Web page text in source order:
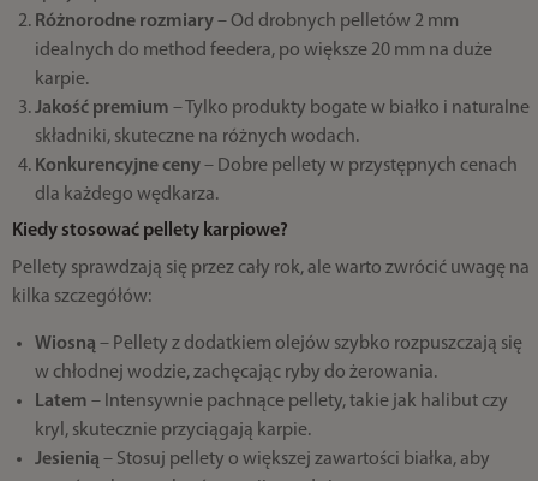
Różnorodne rozmiary– Od drobnych pelletów 2 mm
idealnych do method feedera, po większe 20 mm na duże
karpie.
Jakość premium – Tylko produkty bogate w białko i naturalne
składniki, skuteczne na różnych wodach.
Konkurencyjne ceny– Dobre pellety w przystępnych cenach
dla każdego wędkarza.
Kiedy stosować pellety karpiowe?
Pellety sprawdzają się przez cały rok, ale warto zwrócić uwagę na
kilka szczegółów:
Wiosną – Pellety z dodatkiem olejów szybko rozpuszczają się
w chłodnej wodzie, zachęcając ryby do żerowania.
Latem – Intensywnie pachnące pellety, takie jak halibut czy
kryl, skutecznie przyciągają karpie.
Jesienią – Stosuj pellety o większej zawartości białka, aby